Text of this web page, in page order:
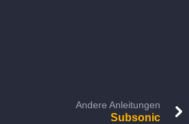
Andere Anleitungen
Subsonic